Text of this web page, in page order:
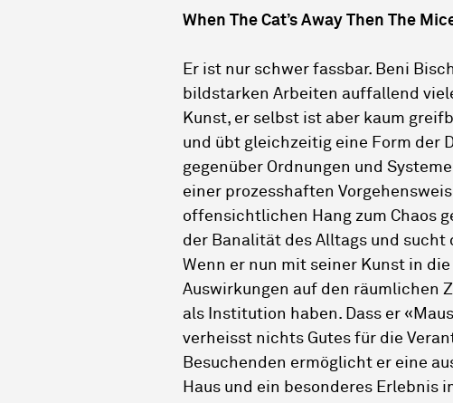
When The Cat’s Away Then The
Er ist nur schwer fassbar. Beni
bildstarken Arbeiten auffallend
Kunst, er selbst ist aber kaum
und übt gleichzeitig eine Form der
gegenüber Ordnungen und
einer prozesshaften
offensichtlichen Hang zum Chaos
der Banalität des Alltags und sucht
Wenn er nun mit seiner Kunst in
Auswirkungen auf den räumlichen
als Institution haben. Dass er
verheisst nichts Gutes für die
Besuchenden ermöglicht er eine
Haus und ein besonderes Erlebnis